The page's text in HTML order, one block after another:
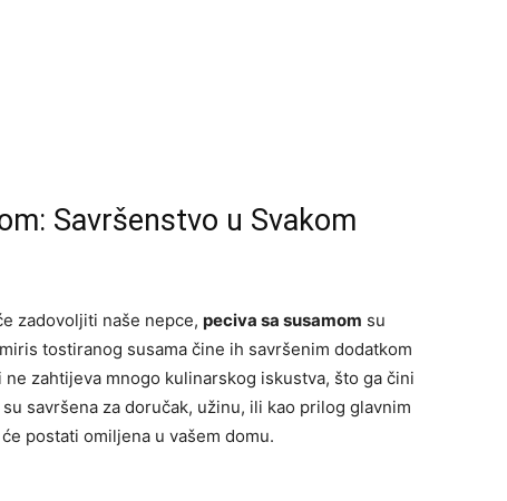
Savršenstvo u Svakom
zadovoljiti naše nepce, peciva sa susamom su
tostiranog susama čine ih savršenim dodatkom
zahtijeva mnogo kulinarskog iskustva, što ga čini
savršena za doručak, užinu, ili kao prilog glavnim
postati omiljena u vašem domu.